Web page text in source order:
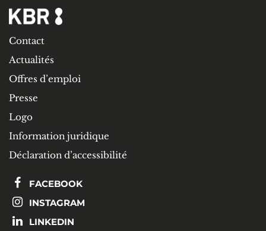
Contact
Actualités
Offres d’emploi
Presse
Logo
Information juridique
Déclaration d’accessibilité
FACEBOOK
INSTAGRAM
LINKEDIN